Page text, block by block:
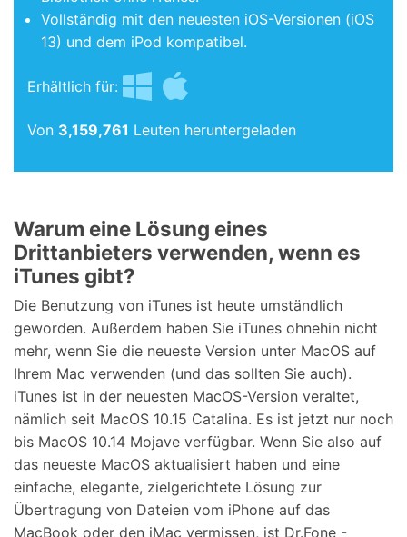
Vollständig mit den neuesten iOS-Versionen (iOS
13) und dem iPod kompatibel.
Erhältlich für:
Von 3,159,763 Leuten heruntergeladen
Warum eine Lösung eines
Drittanbieters verwenden, wenn es
iTunes gibt?
Die Benutzung von iTunes ist heute umständlich
geworden. Außerdem haben Sie iTunes ohnehin nicht
mehr, wenn Sie die neueste Version unter MacOS auf
Ihrem Mac verwenden (und das sollten Sie auch).
iTunes ist in der neuesten MacOS-Version veraltet,
nämlich seit MacOS 10.15 Catalina. Es ist jetzt nur noch
bis MacOS 10.14 Mojave verfügbar. Wenn Sie also auf
das neueste MacOS aktualisiert haben und eine
einfache, elegante, zielgerichtete Lösung zur
Übertragung von Dateien vom iPhone auf das
MacBook oder den iMac vermissen, ist Dr.Fone -